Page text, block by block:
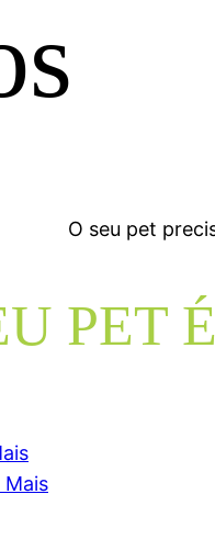
O seu pet
PET
Mais